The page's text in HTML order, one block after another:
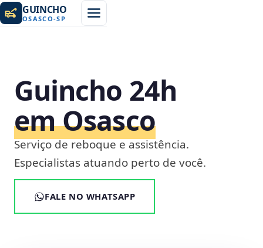
GUINCHO
OSASCO-SP
Guincho 24h
em Osasco
Serviço de reboque e assistência.
Especialistas atuando perto de você.
FALE NO WHATSAPP